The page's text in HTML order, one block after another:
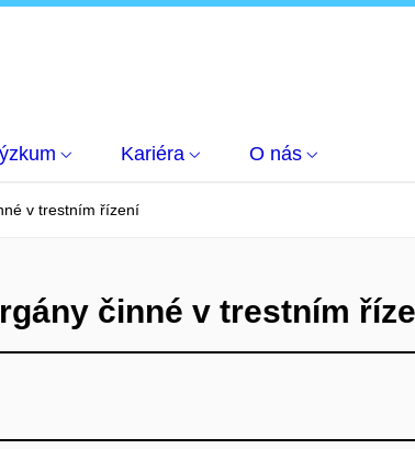
Kariéra O nás
v trestním řízení
činné v trestním